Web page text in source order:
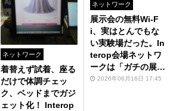
ネットワーク
着替えず試着、座る
だけで体調チェッ
ク、ベッドまでガジ
ェット化！ Interop
ネットワーク
展示会の無料Wi-F
i、実はとんでもな
い実験場だった。In
terop会場ネットワ
ークは「ガチの展
示」2026年06月16日 17:45